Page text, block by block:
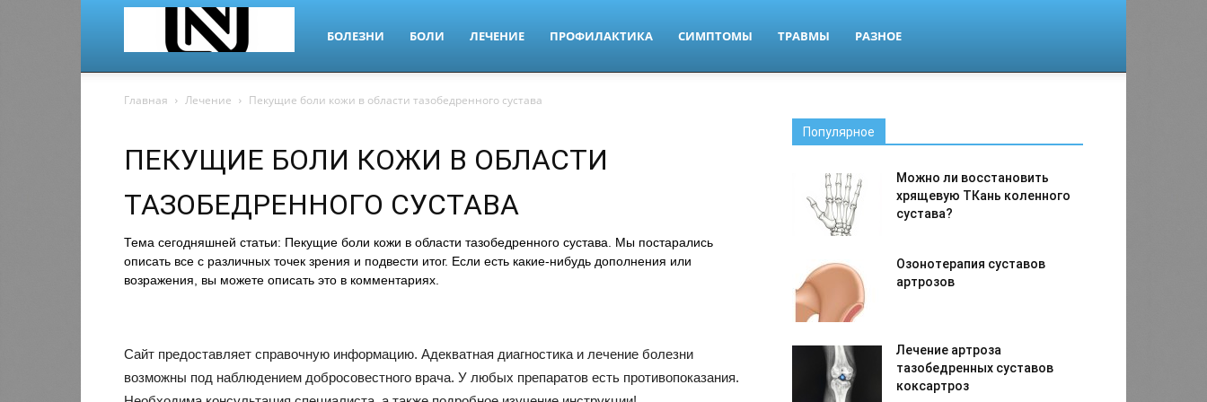
nano-
dr.ru
БОЛЕЗНИ БОЛИ ЛЕЧЕНИЕ ПРОФИЛАКТИКА СИМПТОМЫ ТРАВМЫ РАЗНОЕ
Главная Лечение Пекущие боли кожи в области тазобедренного сустава
ПЕКУЩИЕ БОЛИ КОЖИ В ОБЛАСТИ
ТАЗОБЕДРЕННОГО СУСТАВА
Тема сегодняшней статьи: Пекущие боли кожи в области тазобедренного сустава. Мы постарались
описать все с различных точек зрения и подвести итог. Если есть какие-нибудь дополнения или
возражения, вы можете описать это в комментариях.
Сайт предоставляет справочную информацию. Адекватная диагностика и лечение болезни
возможны под наблюдением добросовестного врача. У любых препаратов есть противопоказания.
Популярное
Можно ли восстановить
хрящевую ТКань коленного
сустава?
Озонотерапия суставов
артрозов
Лечение артроза
тазобедренных суставов
коксартроз